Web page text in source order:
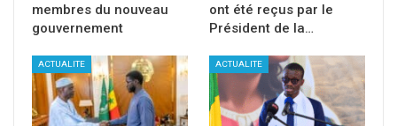
membres du nouveau
gouvernement
ont été reçus par le
Président de la…
ACTUALITE ACTUALITE